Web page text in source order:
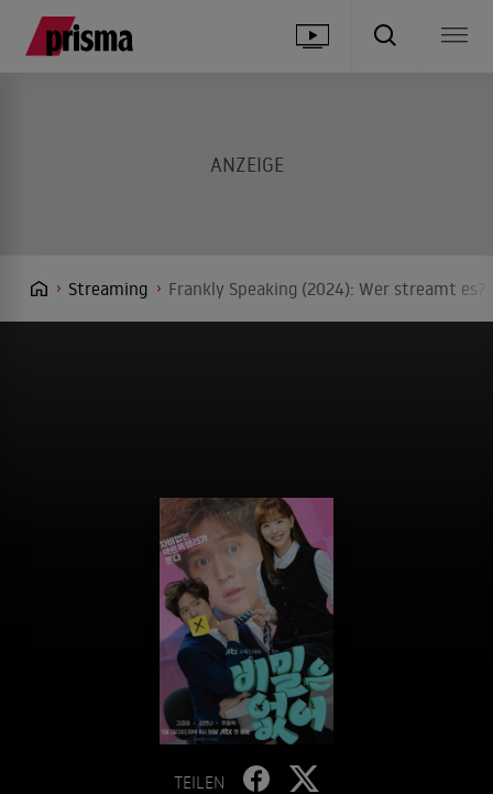
Streaming Frankly Speaking (2024): Wer streamt
TEILEN